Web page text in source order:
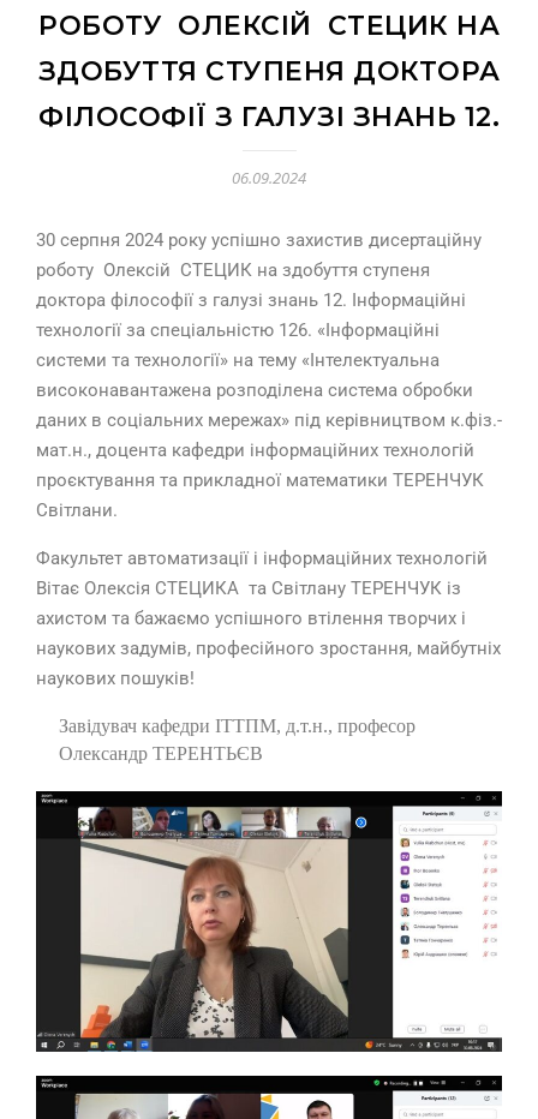
РОБОТУ ОЛЕКСІЙ СТЕЦИК НА
ЗДОБУТТЯ СТУПЕНЯ ДОКТОРА
ФІЛОСОФІЇ З ГАЛУЗІ ЗНАНЬ 12.
06.09.2024
30 серпня 2024 року успішно захистив дисертаційну
роботу Олексій СТЕЦИК на здобуття ступеня
доктора філософії з галузі знань 12. Інформаційні
технології за спеціальністю 126. «Інформаційні
системи та технології» на тему «Інтелектуальна
високонавантажена розподілена система обробки
даних в соціальних мережах» під керівництвом к.фіз.-
мат.н., доцента кафедри інформаційних технологій
проєктування та прикладної математики ТЕРЕНЧУК
Світлани.
Факультет автоматизації і інформаційних технологій
Вітає Олексія СТЕЦИКА та Світлану ТЕРЕНЧУК із
ахистом та бажаємо успішного втілення творчих і
наукових задумів, професійного зростання, майбутніх
наукових пошуків!
Завідувач кафедри ІТТПМ, д.т.н., професор
Олександр ТЕРЕНТЬЄВ